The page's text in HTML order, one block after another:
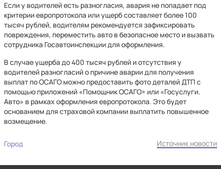
Если у водителей есть разногласия, авария не попадает под
критерии европротокола или ущерб составляет более 100
тысяч рублей, водителям рекомендуется зафиксировать
повреждения, переместить авто в безопасное место и вызвать
сотрудника Госавтоинспекции для оформления.
В случае ущерба до 400 тысяч рублей и отсутствия у
водителей разногласий о причине аварии для получения
выплат по ОСАГО можно предоставить фото деталей ДТП с
помощью приложений «Помощник ОСАГО» или «Госуслуги.
Авто» в рамках оформления европротокола. Это будет
основанием для страховой компании выплатить повышенное
возмещение.
Город Источник новости